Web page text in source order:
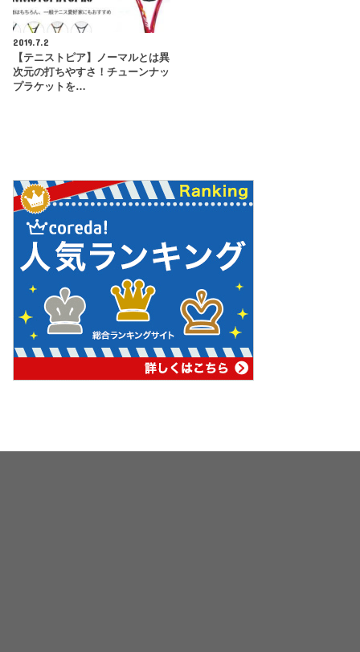
2019.7.2
【テニストピア】ノーマルとは異
次元の打ちやすさ！チューンナッ
プラケットを…